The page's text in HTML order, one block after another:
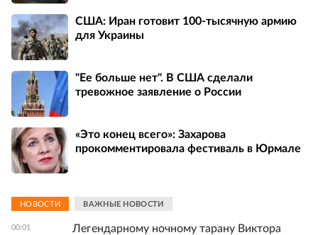
США: Иран готовит 100-тысячную армию
для Украины
"Ее больше нет". В США сделали
тревожное заявление о России
«Это конец всего»: Захарова
прокомментировала фестиваль в Юрмале
НОВОСТИ ВАЖНЫЕ НОВОСТИ
00:01
Легендарному ночному тарану Виктора